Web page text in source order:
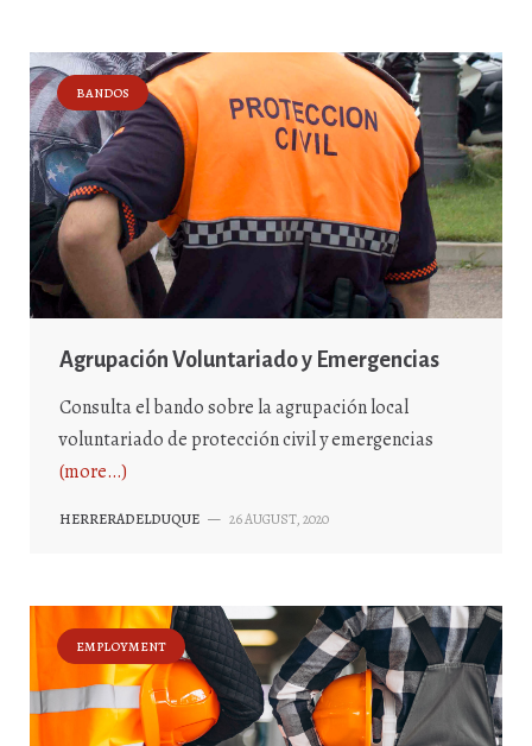
BANDOS
Agrupación Voluntariado y Emergencias
Consulta el bando sobre la agrupación local
voluntariado de protección civil y emergencias
(more…)
HERRERADELDUQUE — 26 AUGUST, 2020
EMPLOYMENT